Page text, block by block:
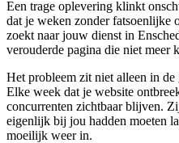
Een trage oplevering klinkt
dat je weken zonder fatsoenlijke
zoekt naar jouw dienst in
verouderde pagina die niet
Het probleem zit niet alleen in de
Elke week dat je website
concurrenten zichtbaar blijven.
eigenlijk bij jou hadden moeten
moeilijk weer in.